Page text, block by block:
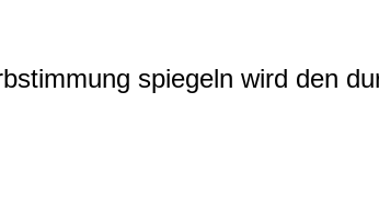
spiegeln wird den